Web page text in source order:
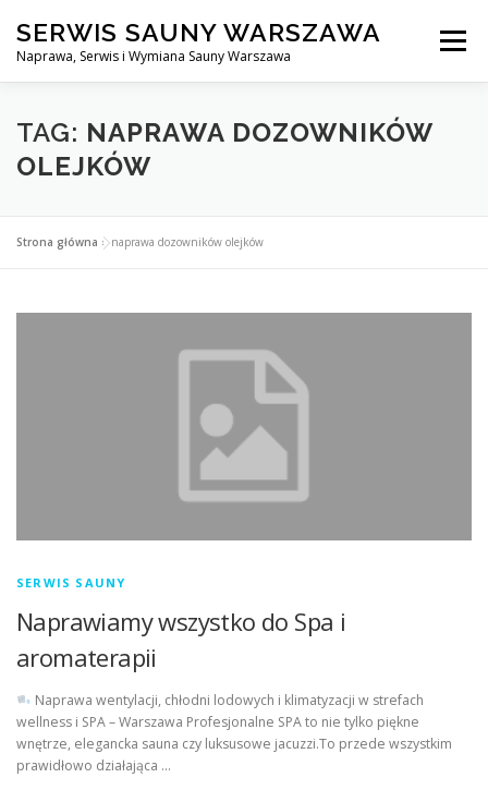
treści
SERWIS SAUNY WARSZAWA
Naprawa, Serwis i Wymiana Sauny Warszawa
Menu
SERWIS DO SAUNY WARSZAWA BLOG KONTAKT
TAG: NAPRAWA DOZOWNIKÓW
OLEJKÓW
Strona główna »naprawa dozowników olejków
SERWIS SAUNY
Naprawiamy wszystko do Spa i
aromaterapii
Naprawa wentylacji, chłodni lodowych i klimatyzacji w strefach
wellness i SPA – Warszawa Profesjonalne SPA to nie tylko piękne
wnętrze, elegancka sauna czy luksusowe jacuzzi.To przede wszystkim
prawidłowo działająca …